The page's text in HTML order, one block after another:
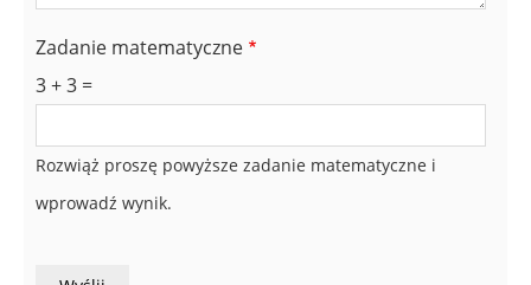
Zadanie matematyczne
3 + 3 =
Rozwiąż proszę powyższe zadanie matematyczne i
wprowadź wynik.